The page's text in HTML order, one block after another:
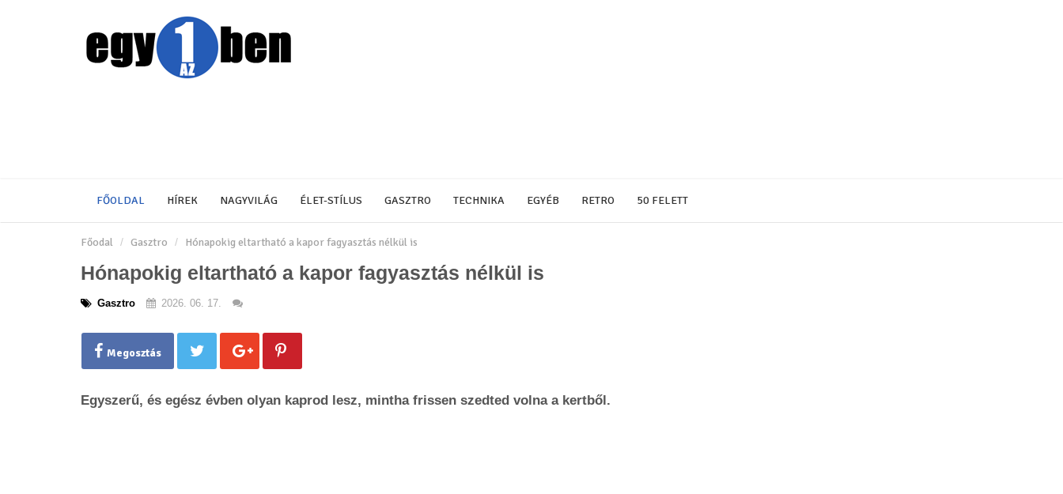
FŐOLDAL HÍREK NAGYVILÁG ÉLET-STÍLUS GASZTRO TECHNIKA EGYÉB RETRO 50 FELETT
Főodal Gasztro Hónapokig eltartható a kapor fagyasztás nélkül is
Hónapokig eltartható a kapor fagyasztás nélkül is
Gasztro 2026. 06. 17.
Megosztás
Egyszerű, és egész évben olyan kaprod lesz, mintha frissen szedted volna a kertből.